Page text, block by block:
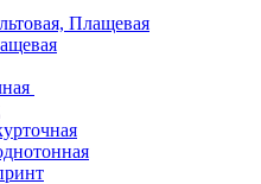
Плащевая